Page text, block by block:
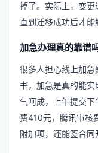
掉了。实际上，变更
直到迁移成功后才能
加急办理真的靠谱
很多人担心线上加
书，加急是真的能
气呵成，上午提交
费410元，腾讯审核
附加项，还能签合同